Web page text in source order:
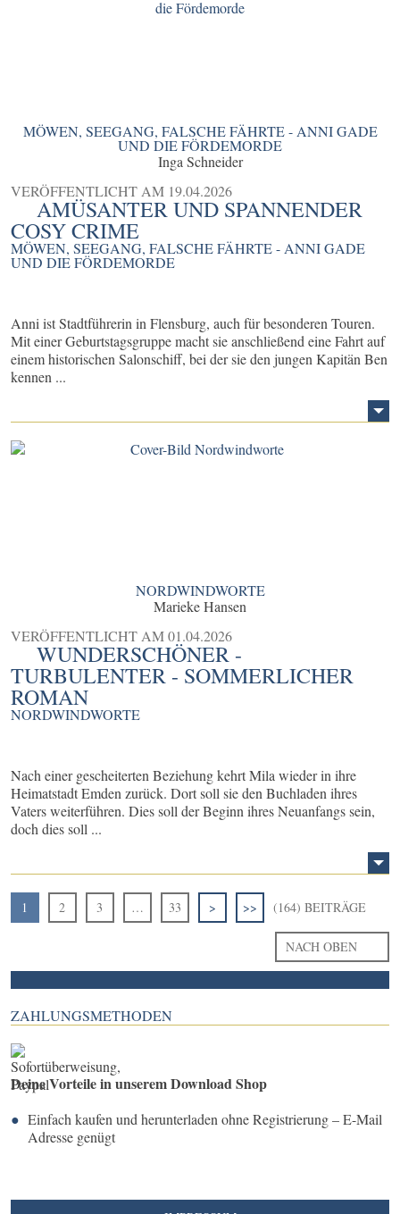
MÖWEN, SEEGANG, FALSCHE FÄHRTE - ANNI GADE
UND DIE FÖRDEMORDE
Inga Schneider
VERÖFFENTLICHT AM 19.04.2026
AMÜSANTER UND SPANNENDER
COSY CRIME
MÖWEN, SEEGANG, FALSCHE FÄHRTE - ANNI GADE
UND DIE FÖRDEMORDE
Anni ist Stadtführerin in Flensburg, auch für besonderen Touren.
Mit einer Geburtstagsgruppe macht sie anschließend eine Fahrt auf
einem historischen Salonschiff, bei der sie den jungen Kapitän Ben
kennen ...
NORDWINDWORTE
Marieke Hansen
VERÖFFENTLICHT AM01.04.2026
WUNDERSCHÖNER -
TURBULENTER - SOMMERLICHER
ROMAN
NORDWINDWORTE
Nach einer gescheiterten Beziehung kehrt Mila wieder in ihre
Heimatstadt Emden zurück. Dort soll sie den Buchladen ihres
Vaters weiterführen. Dies soll der Beginn ihres Neuanfangs sein,
doch dies soll ...
1 2 3 … 33 > >> (164) BEITRÄGE
NACH OBEN
ZAHLUNGSMETHODEN
Deine Vorteile in unserem Download Shop
Einfach kaufen und herunterladen ohne Registrierung – E-Mail
Adresse genügt